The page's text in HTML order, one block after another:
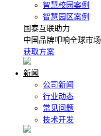
智慧校园案例
智慧园区案例
国泰互联助力
中国品牌叩响全球市场
获取方案
新闻
公司新闻
行业动态
常见问题
技术开发